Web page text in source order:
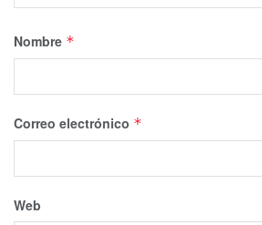
Nombre *
Correo electrónico *
Web